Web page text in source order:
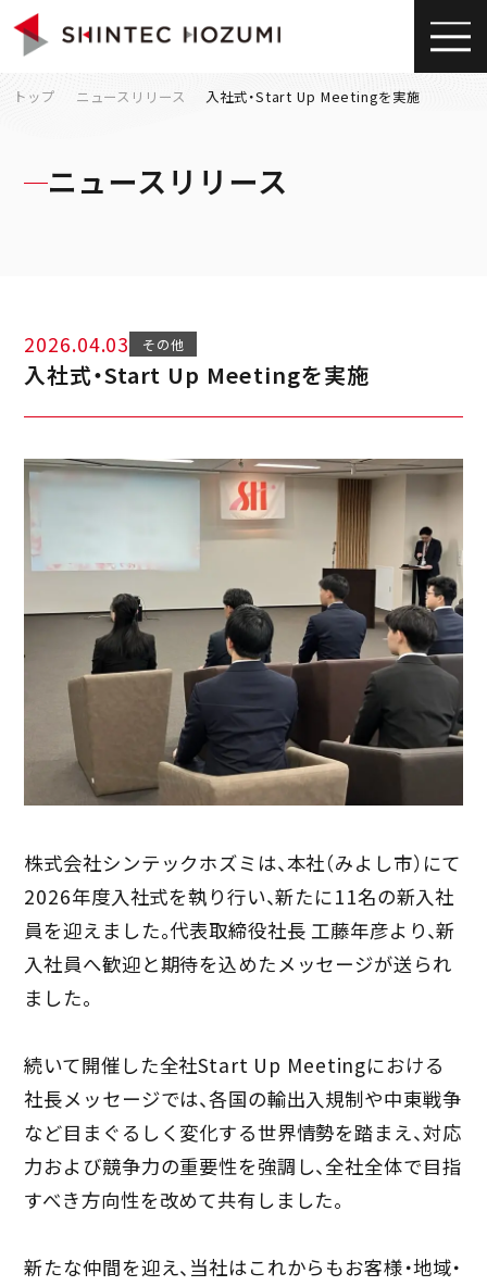
ニュースリリース
トップ ニュースリリース 入社式・Start Up Meetingを実施
2026.04.03 その他
入社式・Start Up Meetingを実施
株式会社シンテックホズミは、本社（みよし市）にて
2026年度入社式を執り行い、新たに11名の新入社
員を迎えました。代表取締役社長 工藤年彦より、新
入社員へ歓迎と期待を込めたメッセージが送られ
ました。
続いて開催した全社Start Up Meetingにおける
社長メッセージでは、各国の輸出入規制や中東戦争
など目まぐるしく変化する世界情勢を踏まえ、対応
力および競争力の重要性を強調し、全社全体で目指
すべき方向性を改めて共有しました。
新たな仲間を迎え、当社はこれからもお客様・地域・